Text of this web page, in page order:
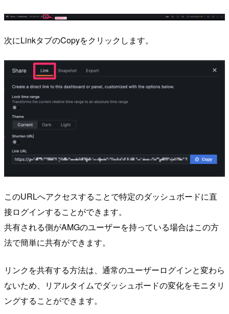
次にLinkタブのCopyをクリックします。
このURLへアクセスすることで特定のダッシュボードに直
接ログインすることができます。
共有される側がAMGのユーザーを持っている場合はこの方
法で簡単に共有ができます。
リンクを共有する方法は、通常のユーザーログインと変わら
ないため、リアルタイムでダッシュボードの変化をモニタリ
ングすることができます。